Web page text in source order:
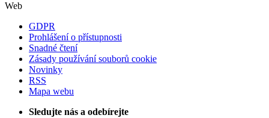
Web
GDPR
Prohlášení o přístupnosti
Snadné čtení
Zásady používání souborů cookie
Novinky
RSS
Mapa webu
Sledujte nás a odebírejte